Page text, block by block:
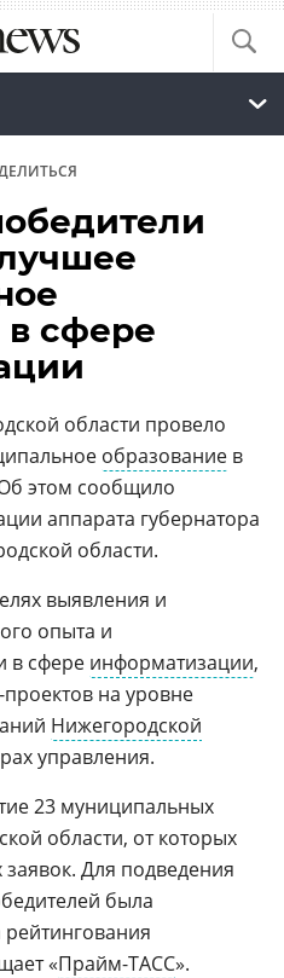
в сфере
области провело
образование в
этом сообщило
аппарата губернатора
области.
выявления и
опыта и
в сфере информатизации,
на уровне
Нижегородской
управления.
23 муниципальных
области, от которых
Для подведения
была
«Прайм-ТАСС».